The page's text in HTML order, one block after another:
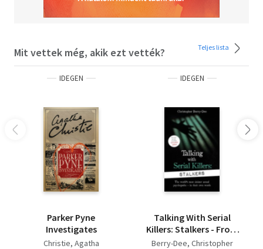
Mit vettek még, akik ezt vették? Teljes lista
IDEGEN
Parker Pyne
Investigates
Christie, Agatha
IDEGEN
Talking With Serial
Killers: Stalkers - From
the UK's No. 1 True
Berry-Dee, Christopher